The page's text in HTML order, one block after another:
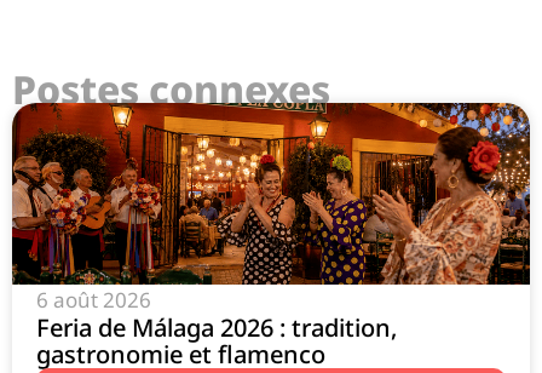
Postes connexes
6 août 2026
Feria de Málaga 2026 : tradition,
gastronomie et flamenco